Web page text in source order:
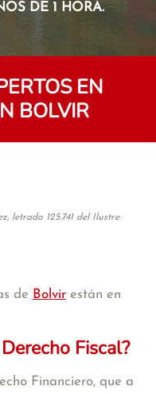
DE 1 HORA.
EN
BOLVIR
letrado 125.741 del Ilustre
de Bolvir están en
Fiscal?
Financiero, que a